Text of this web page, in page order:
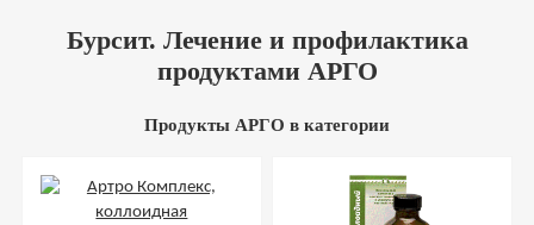
Бурсит. Лечение и профилактика
продуктами АРГО
Продукты АРГО в категории